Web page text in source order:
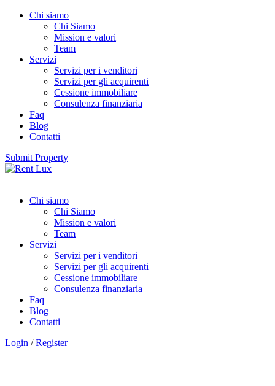
Chi siamo
Chi Siamo
Mission e valori
Team
Servizi
Servizi per i venditori
Servizi per gli acquirenti
Cessione immobiliare
Consulenza finanziaria
Faq
Blog
Contatti
Submit Property
Chi siamo
Chi Siamo
Mission e valori
Team
Servizi
Servizi per i venditori
Servizi per gli acquirenti
Cessione immobiliare
Consulenza finanziaria
Faq
Blog
Contatti
Login /Register